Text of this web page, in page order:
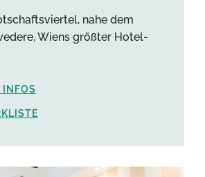
nahe dem
Wiens größter Hotel-
INFOS